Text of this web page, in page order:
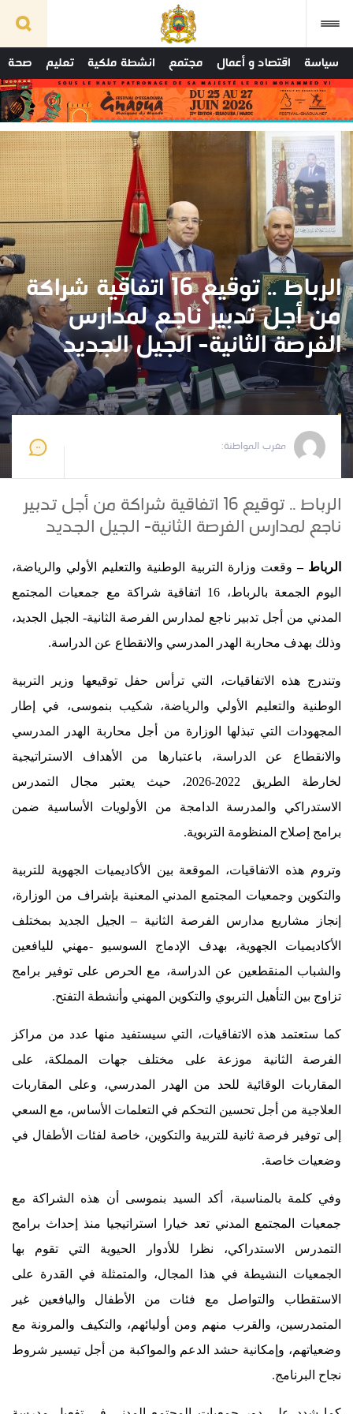
سياسة اقتصاد و أعمال مجتمع انشطة ملكية تعليم صحة
الرباط .. توقيع 16 اتفاقية شراكة
من أجل تدبير ناجع لمدارس
الفرصة الثانية- الجيل الجديد
مغرب المواطنة:
الرباط .. توقيع 16 اتفاقية شراكة من أجل تدبير
ناجع لمدارس الفرصة الثانية- الجيل الجديد
الرباط –وقعت وزارة التربية الوطنية والتعليم الأولي والرياضة،
اليوم الجمعة بالرباط، 16 اتفاقية شراكة مع جمعيات المجتمع
المدني من أجل تدبير ناجع لمدارس الفرصة الثانية- الجيل الجديد،
وذلك بهدف محاربة الهدر المدرسي والانقطاع عن الدراسة.
وتندرج هذه الاتفاقيات، التي ترأس حفل توقيعها وزير التربية
الوطنية والتعليم الأولي والرياضة، شكيب بنموسى، في إطار
المجهودات التي تبذلها الوزارة من أجل محاربة الهدر المدرسي
والانقطاع عن الدراسة، باعتبارها من الأهداف الاستراتيجية
لخارطة الطريق 2022-2026، حيث يعتبر مجال التمدرس
الاستدراكي والمدرسة الدامجة من الأولويات الأساسية ضمن
برامج إصلاح المنظومة التربوية.
وتروم هذه الاتفاقيات، الموقعة بين الأكاديميات الجهوية للتربية
والتكوين وجمعيات المجتمع المدني المعنية بإشراف من الوزارة،
إنجاز مشاريع مدارس الفرصة الثانية – الجيل الجديد بمختلف
الأكاديميات الجهوية، بهدف الإدماج السوسيو -مهني لليافعين
والشباب المنقطعين عن الدراسة، مع الحرص على توفير برامج
تزاوج بين التأهيل التربوي والتكوين المهني وأنشطة التفتح.
كما ستعتمد هذه الاتفاقيات، التي سيستفيد منها عدد من مراكز
الفرصة الثانية موزعة على مختلف جهات المملكة، على
المقاربات الوقائية للحد من الهدر المدرسي، وعلى المقاربات
العلاجية من أجل تحسين التحكم في التعلمات الأساس، مع السعي
إلى توفير فرصة ثانية للتربية والتكوين، خاصة لفئات الأطفال في
وضعيات خاصة.
وفي كلمة بالمناسبة، أكد السيد بنموسى أن هذه الشراكة مع
جمعيات المجتمع المدني تعد خيارا استراتيجيا منذ إحداث برامج
التمدرس الاستدراكي، نظرا للأدوار الحيوية التي تقوم بها
الجمعيات النشيطة في هذا المجال، والمتمثلة في القدرة على
الاستقطاب والتواصل مع فئات من الأطفال واليافعين غير
المتمدرسين، والقرب منهم ومن أوليائهم، والتكيف والمرونة مع
وضعياتهم، وإمكانية حشد الدعم والمواكبة من أجل تيسير شروط
نجاح البرنامج.